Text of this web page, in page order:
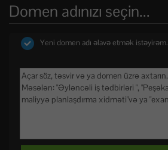
Domen adınızı seçin...
Yeni domen adı əlavə etmək istəyirəm.